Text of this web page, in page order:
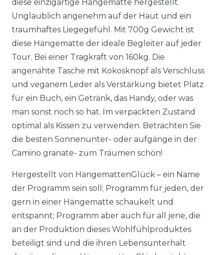
diese einzigartige Hängematte hergestellt.
Unglaublich angenehm auf der Haut und ein
traumhaftes Liegegefühl. Mit 700g Gewicht ist
diese Hängematte der ideale Begleiter auf jeder
Tour. Bei einer Tragkraft von 160kg. Die
angenähte Tasche mit Kokosknopf als Verschluss
und veganem Leder als Verstärkung bietet Platz
für ein Buch, ein Getränk, das Handy, oder was
man sonst noch so hat. Im verpackten Zustand
optimal als Kissen zu verwenden. Betrachten Sie
die besten Sonnenunter- oder aufgänge in der
Camino granate- zum Träumen schön!
Hergestellt von HängemattenGlück – ein Name
der Programm sein soll; Programm für jeden, der
gern in einer Hängematte schaukelt und
entspannt; Programm aber auch für all jene, die
an der Produktion dieses Wohlfühlproduktes
beteiligt sind und die ihren Lebensunterhalt